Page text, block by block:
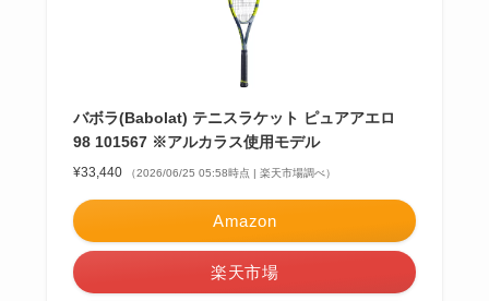
バボラ(Babolat) テニスラケット ピュアアエロ
98 101567 ※アルカラス使用モデル
¥33,440 （2026/06/25 05:58時点 | 楽天市場調べ）
Amazon
楽天市場